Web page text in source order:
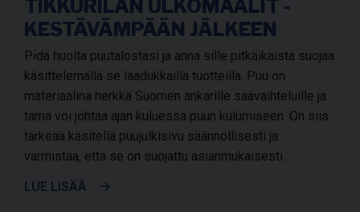
TIKKURILAN ULKOMAALIT -
KESTÄVÄMPÄÄN JÄLKEEN
Pidä huolta puutalostasi ja anna sille pitkäikäistä suojaa
käsittelemällä se laadukkailla tuotteilla. Puu on
materiaalina herkkä Suomen ankarille säävaihteluille ja
tämä voi johtaa ajan kuluessa puun kulumiseen. On siis
tärkeää käsitellä puujulkisivu säännöllisesti ja
varmistaa, että se on suojattu asianmukaisesti.
LUE LISÄÄ